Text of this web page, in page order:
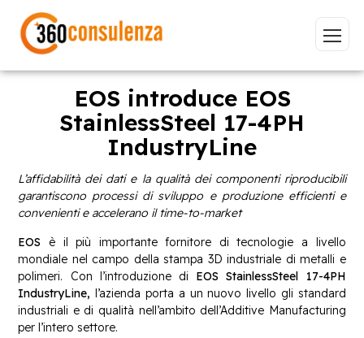
Vai
GDPR NIS2 Bandi ISO 27001
Sviluppo software BeeProd
Inizia a digitare per visualizzare le pagine consigliate.
EOS introduce EOS
StainlessSteel 17-4PH
IndustryLine
L’affidabilità dei dati e la qualità dei componenti riproducibili
garantiscono processi di sviluppo e produzione efficienti e
convenienti e accelerano il time-to-market
EOS è il più importante fornitore di tecnologie a livello
mondiale nel campo della stampa 3D industriale di metalli e
polimeri. Con l’introduzione di EOS StainlessSteel 17-4PH
IndustryLine, l’azienda porta a un nuovo livello gli standard
industriali e di qualità nell’ambito dell’Additive Manufacturing
per l’intero settore.